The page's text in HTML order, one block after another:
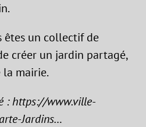
êtes un collectif de
créer un jardin partagé,
la mairie.
: https://www.ville-
Jardins…